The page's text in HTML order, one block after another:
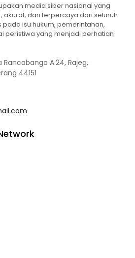
media siber nasional yang
akurat, dan terpercaya dari seluruh
isu hukum, pemerintahan,
peristiwa yang menjadi perhatian
A.24, Rajeg,
44151